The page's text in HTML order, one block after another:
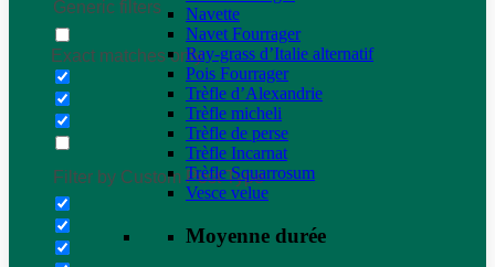
Generic filters
Exact matches only
Filter by Custom Post Type
Navette
Navet Fourrager
Ray-grass d’Italie alternatif
Pois Fourrager
Trèfle d’Alexandrie
Trèfle micheli
Trèfle de perse
Trèfle Incarnat
Trèfle Squarrosum
Vesce velue
Moyenne durée